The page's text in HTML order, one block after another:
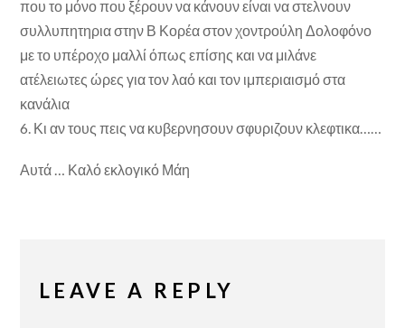
που το μόνο που ξέρουν να κάνουν είναι να στελνουν
συλλυπητηρια στην Β Κορέα στον χοντρούλη Δολοφόνο
με το υπέροχο μαλλί όπως επίσης και να μιλάνε
ατέλειωτες ώρες για τον λαό και τον ιμπεριαισμό στα
κανάλια
6. Κι αν τους πεις να κυβερνησουν σφυριζουν κλεφτικα……
Αυτά … Καλό εκλογικό Μάη
LEAVE A REPLY